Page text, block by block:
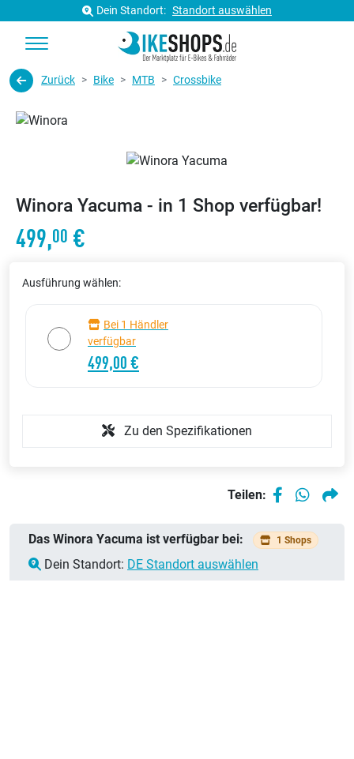
Dein Standort: Standort auswählen
Zurück Bike MTB Crossbike
Winora Yacuma - in 1 Shop verfügbar!
499,00 €
Ausführung wählen:
Bei 1 Händler
verfügbar
499,00 €
Zu den Spezifikationen
Teilen:
Das Winora Yacuma ist verfügbar bei: 1 Shops
Dein Standort: DE Standort auswählen